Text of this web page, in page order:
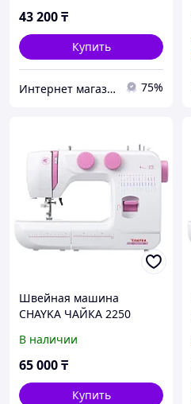
43 200₸
Купить
Интернет магазин "Техника" 75%
Швейная машина
CHAYKA ЧАЙКА 2250
В наличии
65 000₸
Купить